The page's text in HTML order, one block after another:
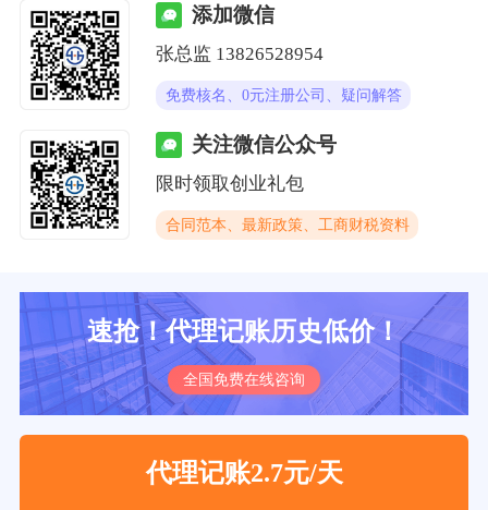
添加微信
张总监 13826528954
免费核名、0元注册公司、疑问解答
关注微信公众号
限时领取创业礼包
合同范本、最新政策、工商财税资料
速抢！代理记账历史低价！
全国免费在线咨询
代理记账2.7元/天